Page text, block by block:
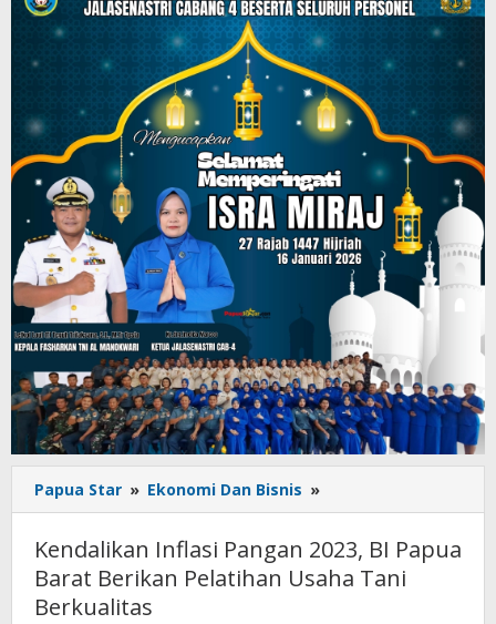
Papua Star » Ekonomi Dan Bisnis »
Inflasi
2023,
BI
Kendalikan Inflasi Pangan 2023, BI Papua
Barat Berikan Pelatihan Usaha Tani
Berkualitas